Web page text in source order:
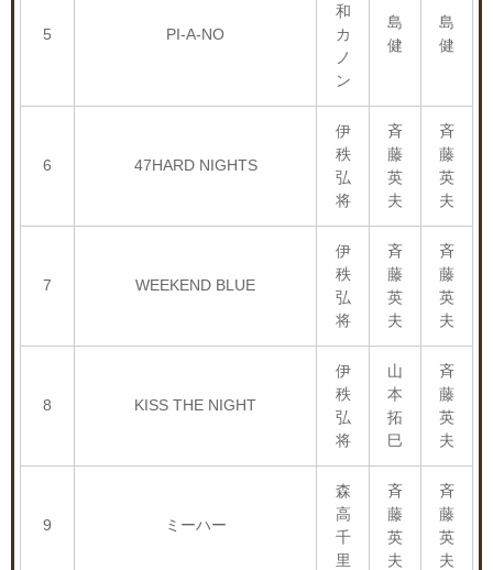
5 PI-A-NO
和
カ
ノ
ン
島
健
島
健
6 47HARD NIGHTS
伊
秩
弘
将
斉
藤
英
夫
斉
藤
英
夫
7 WEEKEND BLUE
伊
秩
弘
将
斉
藤
英
夫
斉
藤
英
夫
8 KISS THE NIGHT
伊
秩
弘
将
山
本
拓
巳
斉
藤
英
夫
9 ミーハー
森
高
千
里
斉
藤
英
夫
斉
藤
英
夫